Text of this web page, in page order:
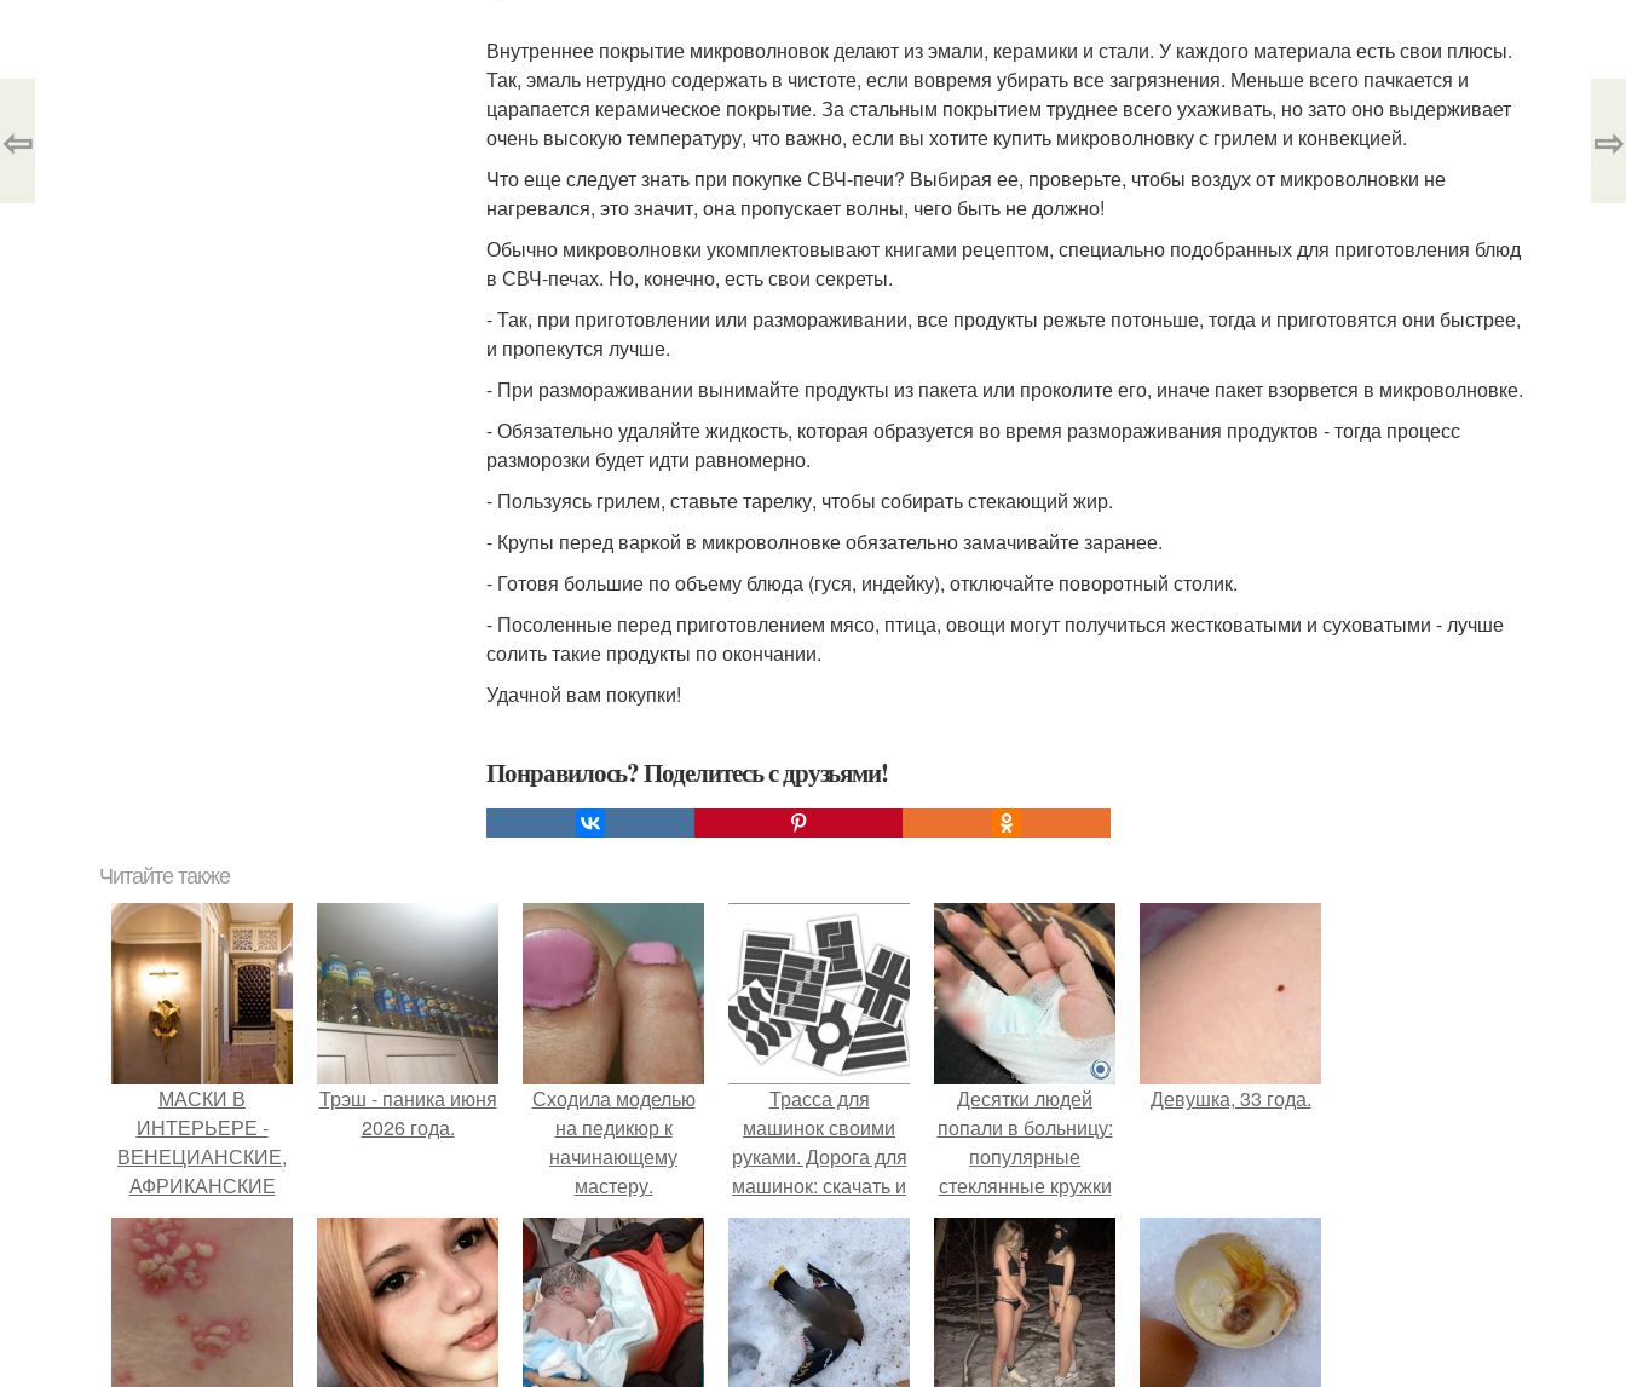
Внутреннее покрытие микроволновок делают из эмали, керамики и стали. У каждого материала есть свои плюсы.
Так, эмаль нетрудно содержать в чистоте, если вовремя убирать все загрязнения. Меньше всего пачкается и
царапается керамическое покрытие. За стальным покрытием труднее всего ухаживать, но зато оно выдерживает
очень высокую температуру, что важно, если вы хотите купить микроволновку с грилем и конвекцией.
Что еще следует знать при покупке СВЧ-печи? Выбирая ее, проверьте, чтобы воздух от микроволновки не
нагревался, это значит, она пропускает волны, чего быть не должно!
Обычно микроволновки укомплектовывают книгами рецептом, специально подобранных для приготовления блюд
в СВЧ-печах. Но, конечно, есть свои секреты.
- Так, при приготовлении или размораживании, все продукты режьте потоньше, тогда и приготовятся они быстрее,
и пропекутся лучше.
- При размораживании вынимайте продукты из пакета или проколите его, иначе пакет взорвется в микроволновке.
- Обязательно удаляйте жидкость, которая образуется во время размораживания продуктов - тогда процесс
разморозки будет идти равномерно.
- Пользуясь грилем, ставьте тарелку, чтобы собирать стекающий жир.
- Крупы перед варкой в микроволновке обязательно замачивайте заранее.
- Готовя большие по объему блюда (гуся, индейку), отключайте поворотный столик.
- Посоленные перед приготовлением мясо, птица, овощи могут получиться жестковатыми и суховатыми - лучше
солить такие продукты по окончании.
Удачной вам покупки!
Понравилось? Поделитесь с друзьями!
⇦ ⇨
Читайте также
МАСКИ В
ИНТЕРЬЕРЕ -
ВЕНЕЦИАНСКИЕ,
АФРИКАНСКИЕ
Трэш - паника июня
2026 года.
Сходила моделью
на педикюр к
начинающему
мастеру.
Трасса для
машинок своими
руками. Дорога для
машинок: скачать и
распечатать
Десятки людей
попали в больницу:
популярные
стеклянные кружки
с двойными
стенками
взрываются при
мытье.
Девушка, 33 года.